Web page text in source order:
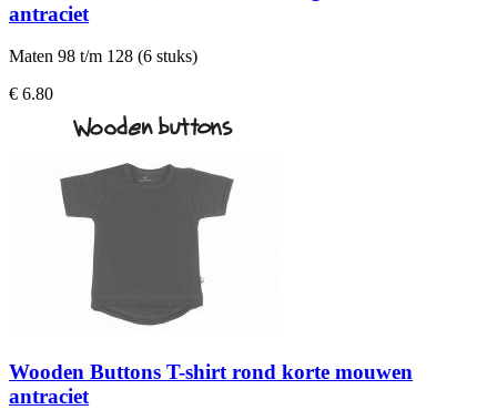
antraciet
Maten 98 t/m 128 (6 stuks)
€ 6.80
Wooden Buttons T-shirt rond korte mouwen
antraciet